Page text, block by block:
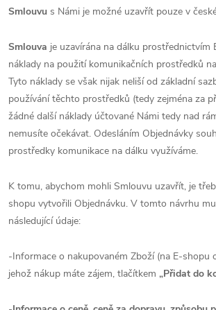
Smlouvu s Námi je možné uzavřít pouze v
Smlouva je uzavírána na dálku prostřednictvím
náklady na použití komunikačních prostředků
Tyto náklady se však nijak neliší od základní
používání těchto prostředků (tedy zejména za
žádné další náklady účtované Námi tedy nad
nemusíte očekávat. Odesláním Objednávky
prostředky komunikace na dálku využíváme.
K tomu, abychom mohli Smlouvu uzavřít, je
shopu vytvořili Objednávku. V tomto návrhu
následující údaje:
-Informace o nakupovaném Zboží (na E-shopu
jehož nákup máte zájem, tlačítkem „Přidat do